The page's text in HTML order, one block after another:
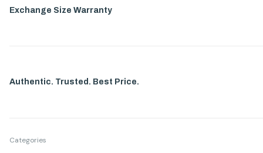
Exchange Size Warranty
Authentic. Trusted. Best Price.
Categories